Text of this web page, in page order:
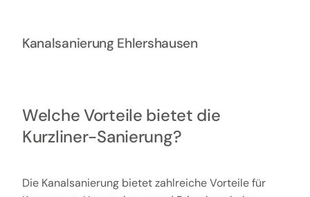
Kanalsanierung Ehlershausen
Welche Vorteile bietet die
Kurzliner-Sanierung?
Die Kanalsanierung bietet zahlreiche Vorteile für